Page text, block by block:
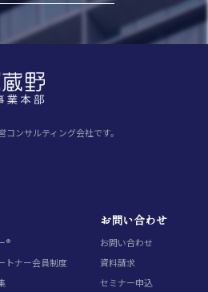
ンサルティング会社です。
®
トナー会員制度
お問い合わせ
お問い合わせ
資料請求
セミナー申込